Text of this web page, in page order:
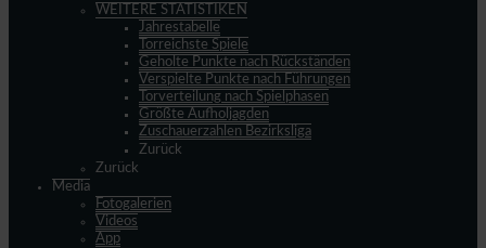
WEITERE STATISTIKEN
Jahrestabelle
Torreichste Spiele
Geholte Punkte nach Rückständen
Verspielte Punkte nach Führungen
Torverteilung nach Spielphasen
Größte Aufholjagden
Zuschauerzahlen Bezirksliga
Zurück
Zurück
Media
Fotogalerien
Videos
App